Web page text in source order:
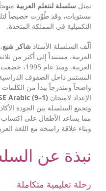
تمثل سلسلة لنتعلم العربية
مستويات، وقد طُوِّرت خصيصاً
التكميلية في المملكة المتحدة.
ألّف السلسلة الأستاذ شاكر شبع
العربية، مستنداً إلى أكثر من
العربية.
المستمر داخل الصفوف
واضحاً ومتدرجاً يبدأ من
الإعداد لامتحان Arabic (9–1)
وتجمع السلسلة بين الجودة
مما يساعد الأطفال على اكتساب
وبناء علاقة راسخة مع اللغة
نبذة عن
رحلة تعليمية متكاملة